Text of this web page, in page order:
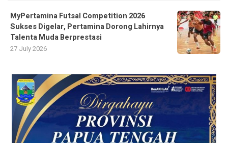
MyPertamina Futsal Competition 2026
Sukses Digelar, Pertamina Dorong Lahirnya
Talenta Muda Berprestasi
27 July 2026